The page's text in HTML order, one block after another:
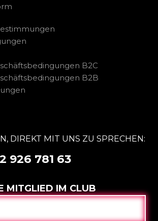
B2C
B2B
DIREKT MIT UNS ZU SPRECHEN:
926 781 63
MITGLIED IM CLUB